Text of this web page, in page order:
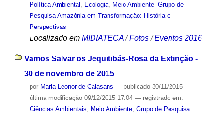
Política Ambiental
Ecologia, Meio Ambiente, Grupo de
Pesquisa Amazônia em Transformação: História e
Perspectivas
Localizado em MIDIATECA /Fotos /Eventos 2016
Vamos Salvar os Jequitibás-Rosa da Extinção -
30 de novembro de 2015
por Maria Leonor de Calasans — publicado30/11/2015 —
última modificação09/12/2015 17:04 — registrado em:
Ciências Ambientais
Meio Ambiente, Grupo de Pesquisa